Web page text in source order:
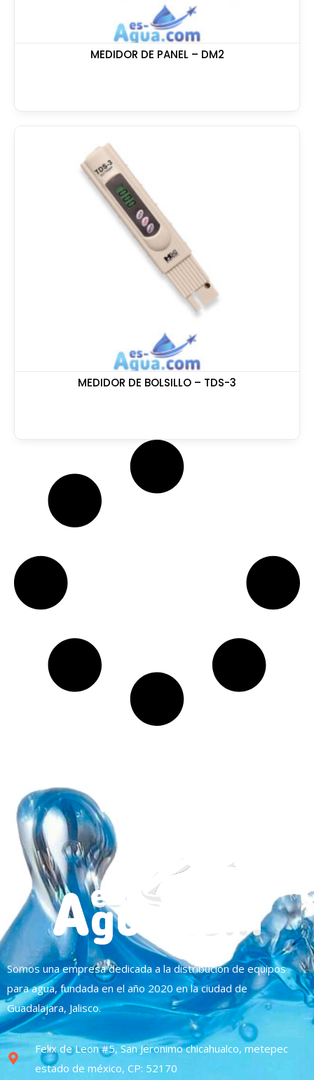
MEDIDOR DE PANEL – DM2
MEDIDOR DE BOLSILLO – TDS-3
Somos una empresa dedicada a la distribución de equipos
para agua, fundada en el año 2020 en la ciudad de
Guadalajara, Jalisco.
Felix de Leon #5, San Jeronimo chicahualco, metepec
estado de méxico, CP: 52170